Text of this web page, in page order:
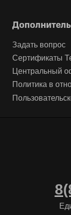
Задать вопрос
Сертификаты
Центральный
Политика в